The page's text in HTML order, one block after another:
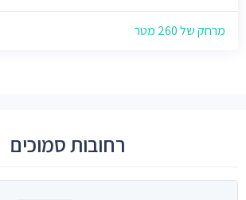
מרחק של 260 מטר
רחובות סמוכים